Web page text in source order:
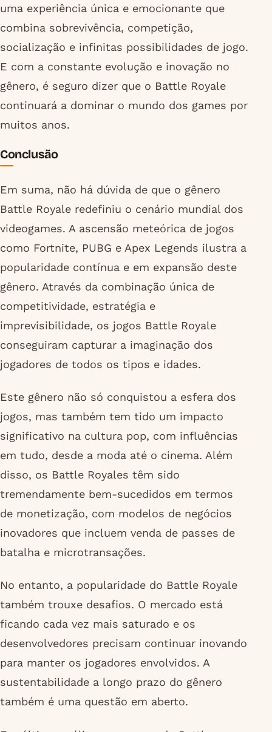
uma experiência única e emocionante que
combina sobrevivência, competição,
socialização e infinitas possibilidades de jogo.
E com a constante evolução e inovação no
gênero, é seguro dizer que o Battle Royale
continuará a dominar o mundo dos games por
muitos anos.
Conclusão
Em suma, não há dúvida de que o gênero
Battle Royale redefiniu o cenário mundial dos
videogames. A ascensão meteórica de jogos
como Fortnite, PUBG e Apex Legends ilustra a
popularidade contínua e em expansão deste
gênero. Através da combinação única de
competitividade, estratégia e
imprevisibilidade, os jogos Battle Royale
conseguiram capturar a imaginação dos
jogadores de todos os tipos e idades.
Este gênero não só conquistou a esfera dos
jogos, mas também tem tido um impacto
significativo na cultura pop, com influências
em tudo, desde a moda até o cinema. Além
disso, os Battle Royales têm sido
tremendamente bem-sucedidos em termos
de monetização, com modelos de negócios
inovadores que incluem venda de passes de
batalha e microtransações.
No entanto, a popularidade do Battle Royale
também trouxe desafios. O mercado está
ficando cada vez mais saturado e os
desenvolvedores precisam continuar inovando
para manter os jogadores envolvidos. A
sustentabilidade a longo prazo do gênero
também é uma questão em aberto.